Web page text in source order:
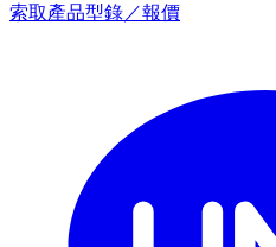
索取產品型錄／報價